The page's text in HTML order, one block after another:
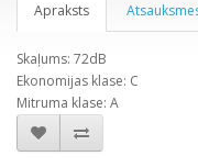
Apraksts
Skaļums: 72dB
Ekonomijas klase: C
Mitruma klase: A